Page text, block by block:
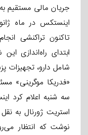
جریان مالی مستقیم
اینستکس در ماه
تاکنون تراکنشی
ابتدای راه‌اندازی
شامل دارو، تجهیزات
«فدریکا موگرینی»
سه شنبه اعلام کرد
استریت ژورنال به
نوشت که انتظار